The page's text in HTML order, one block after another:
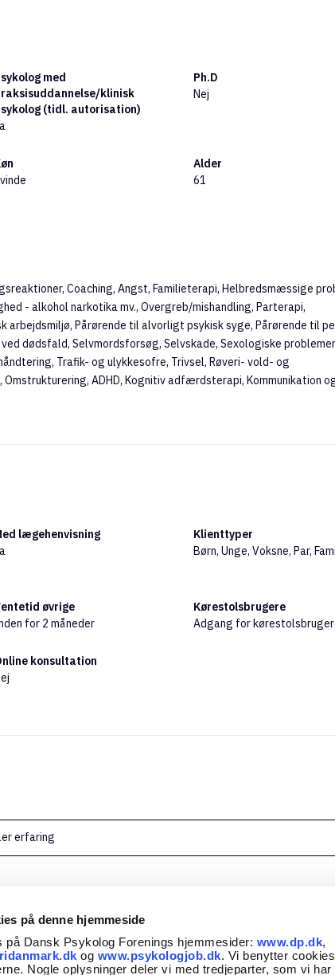
på denne hjemmeside
på Dansk Psykolog Forenings hjemmesider: www.dp.dk,
og www.psykologjob.dk. Vi benytter
Nogle oplysninger deler vi med tredjeparter, som vi
med
klinisk
(tidl. autorisation)
Ph.D
Nej
Alder
61
Coaching, Angst, Familieterapi, Helbredsmæssige
- alkohol narkotika mv., Overgreb/mishandling, Parterapi,
arbejdsmiljø, Pårørende til alvorligt psykisk syge, Pårørende til
dødsfald, Selvmordsforsøg, Selvskade, Sexologiske
Trafik- og ulykkesofre, Trivsel, Røveri- vold- og
ADHD, Kognitiv adfærdsterapi, Kommunikation
lægehenvisning
Klienttyper
Børn, Unge, Voksne, Par,
øvrige
for 2 måneder
Kørestolsbrugere
Adgang for
konsultation
erfaring